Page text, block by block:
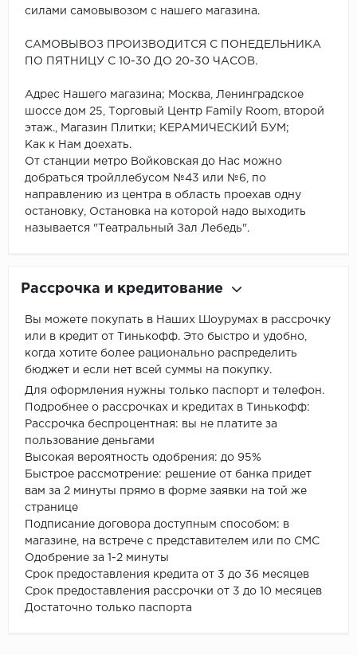
силами самовывозом с нашего магазина.
САМОВЫВОЗ ПРОИЗВОДИТСЯ С ПОНЕДЕЛЬНИКА
ПО ПЯТНИЦУ С 10-30 ДО 20-30 ЧАСОВ.
Адрес Нашего магазина; Москва, Ленинградское
шоссе дом 25, Торговый Центр Family Room, второй
этаж., Магазин Плитки; КЕРАМИЧЕСКИЙ БУМ;
Как к Нам доехать.
От станции метро Войковская до Нас можно
добраться тройллебусом №43 или №6, по
направлению из центра в область проехав одну
остановку, Остановка на которой надо выходить
называется "Театральный Зал Лебедь".
Рассрочка и кредитование
Вы можете покупать в Наших Шоурумах в рассрочку
или в кредит от Тинькофф. Это быстро и удобно,
когда хотите более рационально распределить
бюджет и если нет всей суммы на покупку.
Для оформления нужны только паспорт и телефон.
Подробнее о рассрочках и кредитах в Тинькофф:
Рассрочка беспроцентная: вы не платите за
пользование деньгами
Высокая вероятность одобрения: до 95%
Быстрое рассмотрение: решение от банка придет
вам за 2 минуты прямо в форме заявки на той же
странице
Подписание договора доступным способом: в
магазине, на встрече с представителем или по СМС
Одобрение за 1-2 минуты
Срок предоставления кредита от 3 до 36 месяцев
Срок предоставления рассрочки от 3 до 10 месяцев
Достаточно только паспорта